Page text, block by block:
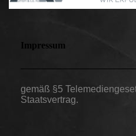
Impressum
gemäß §5
Staatsvertrag.